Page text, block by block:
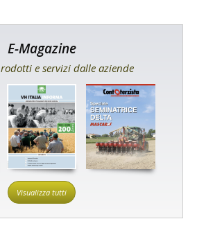
E-Magazine
e servizi dalle aziende
Visualizza tutti